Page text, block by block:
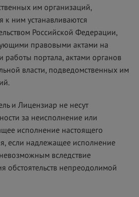
им организаций,
к ним устанавливаются
Российской Федерации,
правовыми актами на
работы портала, актами органов
власти, подведомственных им
и Лицензиар не несут
за неисполнение или
исполнение настоящего
если надлежащее исполнение
вследствие
обстоятельств непреодолимой